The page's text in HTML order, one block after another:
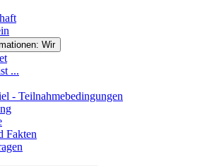
Wir
...
- Teilnahmebedingungen
Fakten